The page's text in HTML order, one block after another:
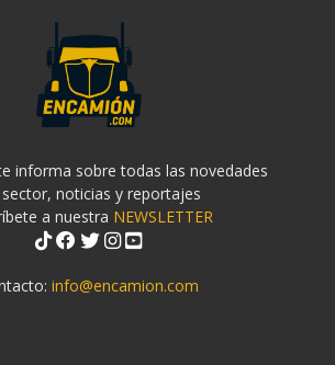
informa sobre todas las novedades
sector, noticias y reportajes
a nuestra NEWSLETTER
info@encamion.com